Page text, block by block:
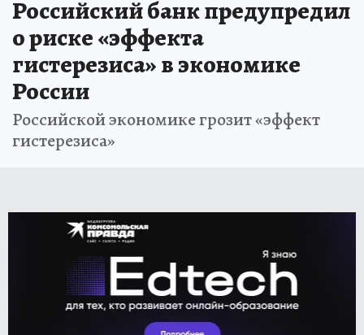
Российский банк предупредил
о риске «эффекта
гистерезиса» в экономике
России
Российской экономике грозит «эффект
гистерезиса»